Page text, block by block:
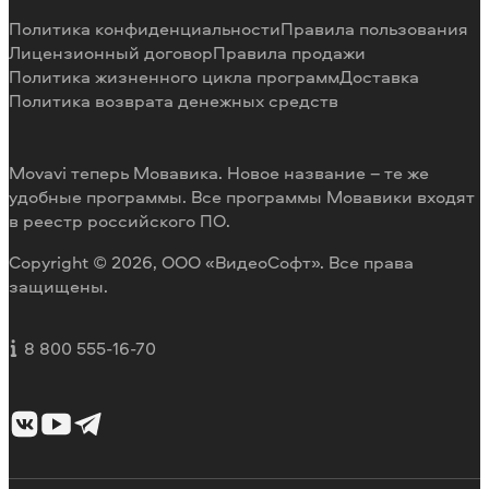
Способы оплаты
Возврат средств
Отзывы пользователей
Разработка видеоредактора под заказ
Movavi теперь Мовавика. Новое название – те же
удобные программы. Все программы Мовавики входят
в реестр российского ПО.
Copyright © 2026, ООО «ВидеоСофт». Все права
защищены.
8 800 555-16-70
Политика конфиденциальностиПравила пользования
Лицензионный договорПравила продажи
Политика жизненного цикла программДоставка
Политика возврата денежных средств